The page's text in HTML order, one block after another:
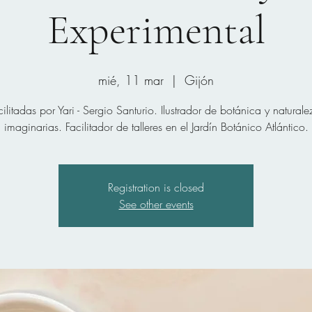
Experimental
mié, 11 mar
  |
Gijón
por Yari - Sergio Santurio. Ilustrador de botánica y
imaginarias. Facilitador de talleres en el Jardín Botánico Atlántico.
Registration is closed
See other events